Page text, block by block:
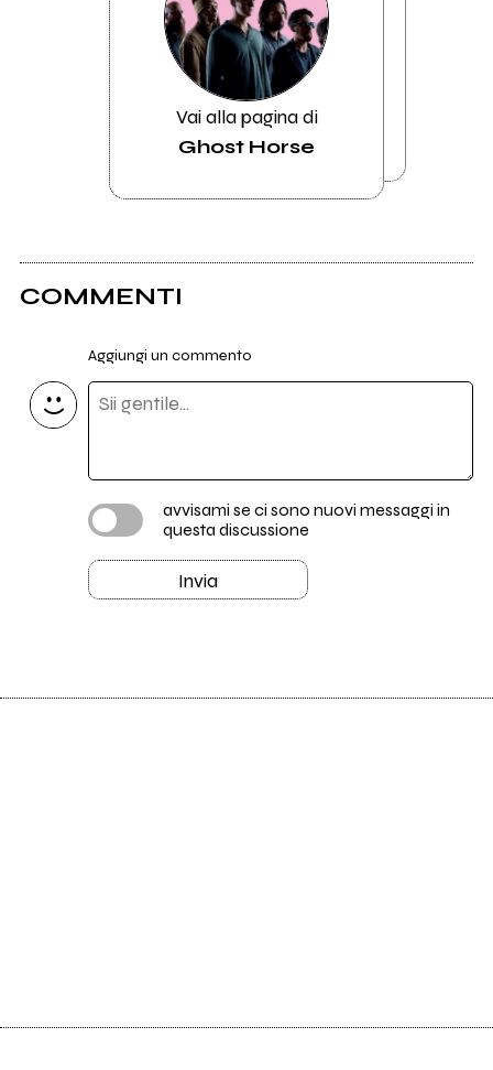
Vai alla pagina di
Ghost Horse
COMMENTI
Aggiungi un commento
avvisami se ci sono nuovi messaggi in
questa discussione
Invia